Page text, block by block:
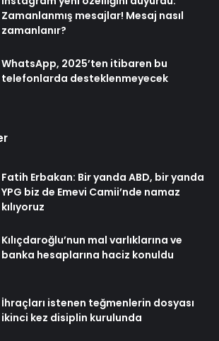
Zamanlanmış mesajlar! Mesaj nasıl
zamanlanır?
WhatsApp, 2025’ten itibaren bu
telefonlarda desteklenmeyecek
Fatih Erbakan: Bir yanda ABD, bir yanda
YPG biz de Emevi Camii’nde namaz
kılıyoruz
Kılıçdaroğlu’nun mal varlıklarına ve
banka hesaplarına haciz konuldu
İhraçları istenen teğmenlerin dosyası
ikinci kez disiplin kurulunda